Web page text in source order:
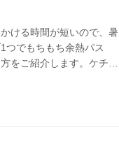
ける時間が短いので、暑
つでもちもち余熱パス
をご紹介します。ケチャ
ナポリタンに仕上がりま